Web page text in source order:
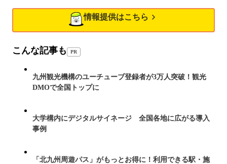
情報提供はこちら
こんな記事も PR
九州観光機構のユーチューブ登録者が3万人突破！観光
DMOで全国トップに
大学構内にデジタルサイネージ 全国各地に広がる導入
事例
「北九州周遊パス」がもっとお得に！利用できる駅・施